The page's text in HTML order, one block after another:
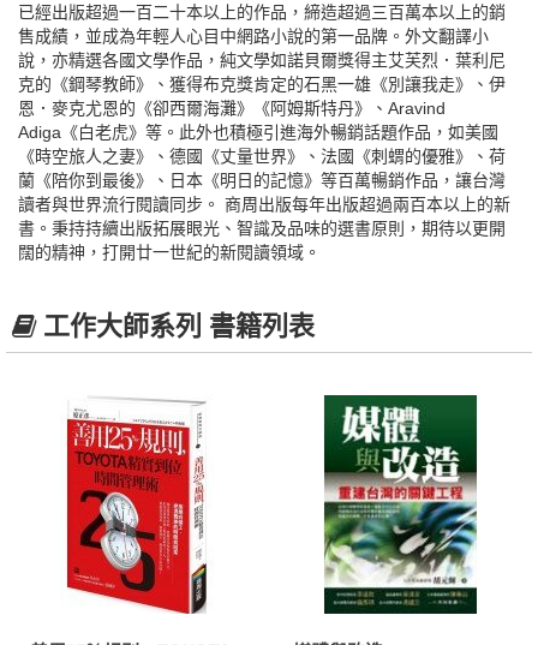
已經出版超過一百二十本以上的作品，締造超過三百萬本以上的銷
售成績，並成為年輕人心目中網路小說的第一品牌。外文翻譯小
說，亦精選各國文學作品，純文學如諾貝爾獎得主艾芙烈．葉利尼
克的《鋼琴教師》、獲得布克獎肯定的石黑一雄《別讓我走》、伊
恩．麥克尤恩的《卻西爾海灘》《阿姆斯特丹》、Aravind
Adiga《白老虎》等。此外也積極引進海外暢銷話題作品，如美國
《時空旅人之妻》、德國《丈量世界》、法國《刺蝟的優雅》、荷
蘭《陪你到最後》、日本《明日的記憶》等百萬暢銷作品，讓台灣
讀者與世界流行閱讀同步。 商周出版每年出版超過兩百本以上的新
書。秉持持續出版拓展眼光、智識及品味的選書原則，期待以更開
闊的精神，打開廿一世紀的新閱讀領域。
工作大師系列 書籍列表